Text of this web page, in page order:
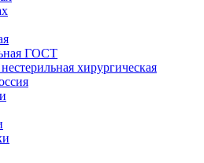
ГОСТ
хирургическая